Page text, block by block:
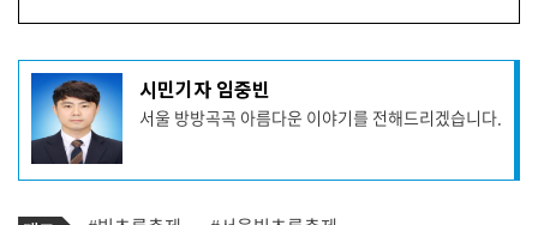
기
사
작
성
자
프
시민기자 임중빈
서울 방방곡곡 아름다운 이야기를 전해드리겠습니다.
기